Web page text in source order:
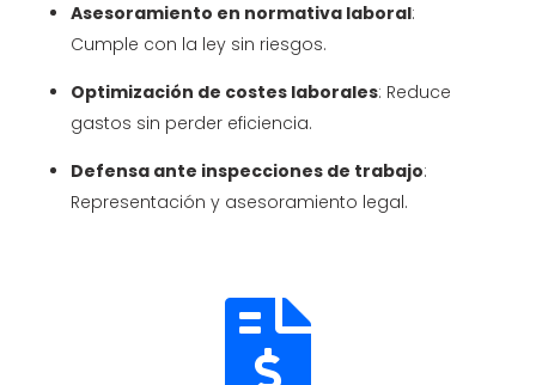
Asesoramiento en normativa laboral:
Cumple con la ley sin riesgos.
Optimización de costes laborales: Reduce
gastos sin perder eficiencia.
Defensa ante inspecciones de trabajo:
Representación y asesoramiento legal.
